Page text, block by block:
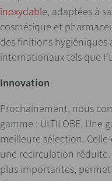
inoxydable, adaptées à
cosmétique et
des finitions
internationaux tels que
Innovation
Prochainement, nous
gamme : ULTILOBE.
meilleure sélection.
une recirculation réduite.
plus importantes,